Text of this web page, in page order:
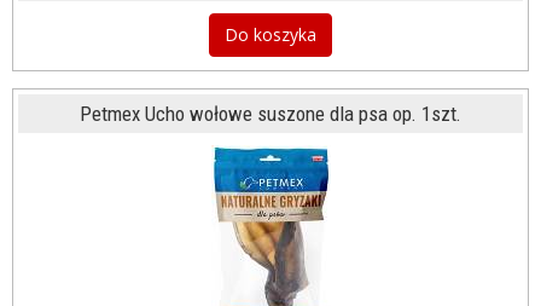
Do koszyka
Petmex Ucho wołowe suszone dla psa op. 1szt.